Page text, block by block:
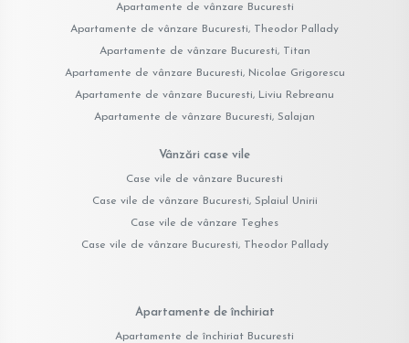
Apartamente de vânzare Bucuresti
Apartamente de vânzare Bucuresti, Theodor Pallady
Apartamente de vânzare Bucuresti, Titan
Apartamente de vânzare Bucuresti, Nicolae Grigorescu
Apartamente de vânzare Bucuresti, Liviu Rebreanu
Apartamente de vânzare Bucuresti, Salajan
Vânzări case vile
Case vile de vânzare Bucuresti
Case vile de vânzare Bucuresti, Splaiul Unirii
Case vile de vânzare Teghes
Case vile de vânzare Bucuresti, Theodor Pallady
Apartamente de închiriat
Apartamente de închiriat Bucuresti